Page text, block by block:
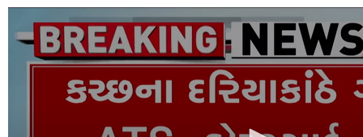
0
seconds
of
minutes,